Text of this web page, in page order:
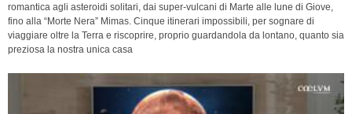
romantica agli asteroidi solitari, dai super-vulcani di Marte alle lune di Giove,
fino alla “Morte Nera” Mimas. Cinque itinerari impossibili, per sognare di
viaggiare oltre la Terra e riscoprire, proprio guardandola da lontano, quanto sia
preziosa la nostra unica casa